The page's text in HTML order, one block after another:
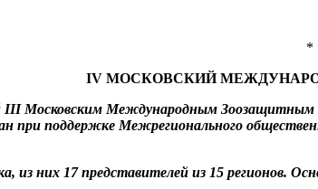
*
IV МОСКОВСКИЙ
III Московским Международным
поддержке Межрегионального
из них 17 представителей из 15 регионов.